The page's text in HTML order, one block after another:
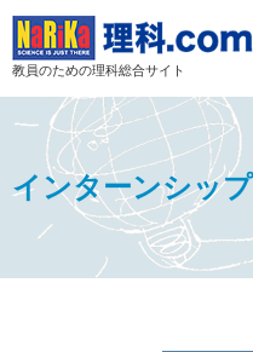
教員のための理科総合サイト
インターンシッ